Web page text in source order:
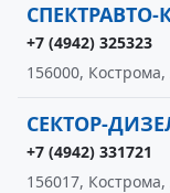
СПЕКТРАВТО-
+7 (4942) 325323
156000,
СЕКТОР-
+7 (4942) 331721
156017,